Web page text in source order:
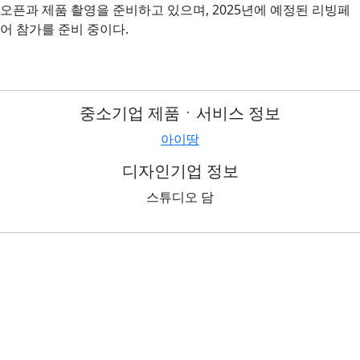
오픈과 제품 촬영을 준비하고 있으며, 2025년에 예정된 리빙페
어 참가를 준비 중이다.
중소기업 제품ㆍ서비스 정보
아이땅
디자인기업 정보
스튜디오 담